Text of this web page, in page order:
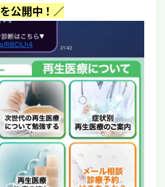
を公開中！／